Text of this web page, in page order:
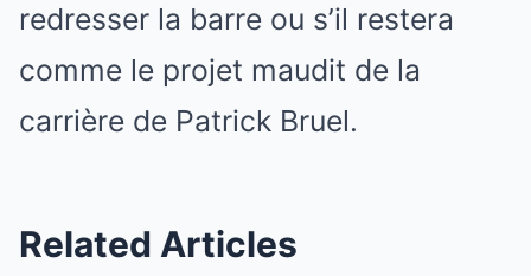
redresser la barre ou s’il restera
comme le projet maudit de la
carrière de Patrick Bruel.
Related Articles